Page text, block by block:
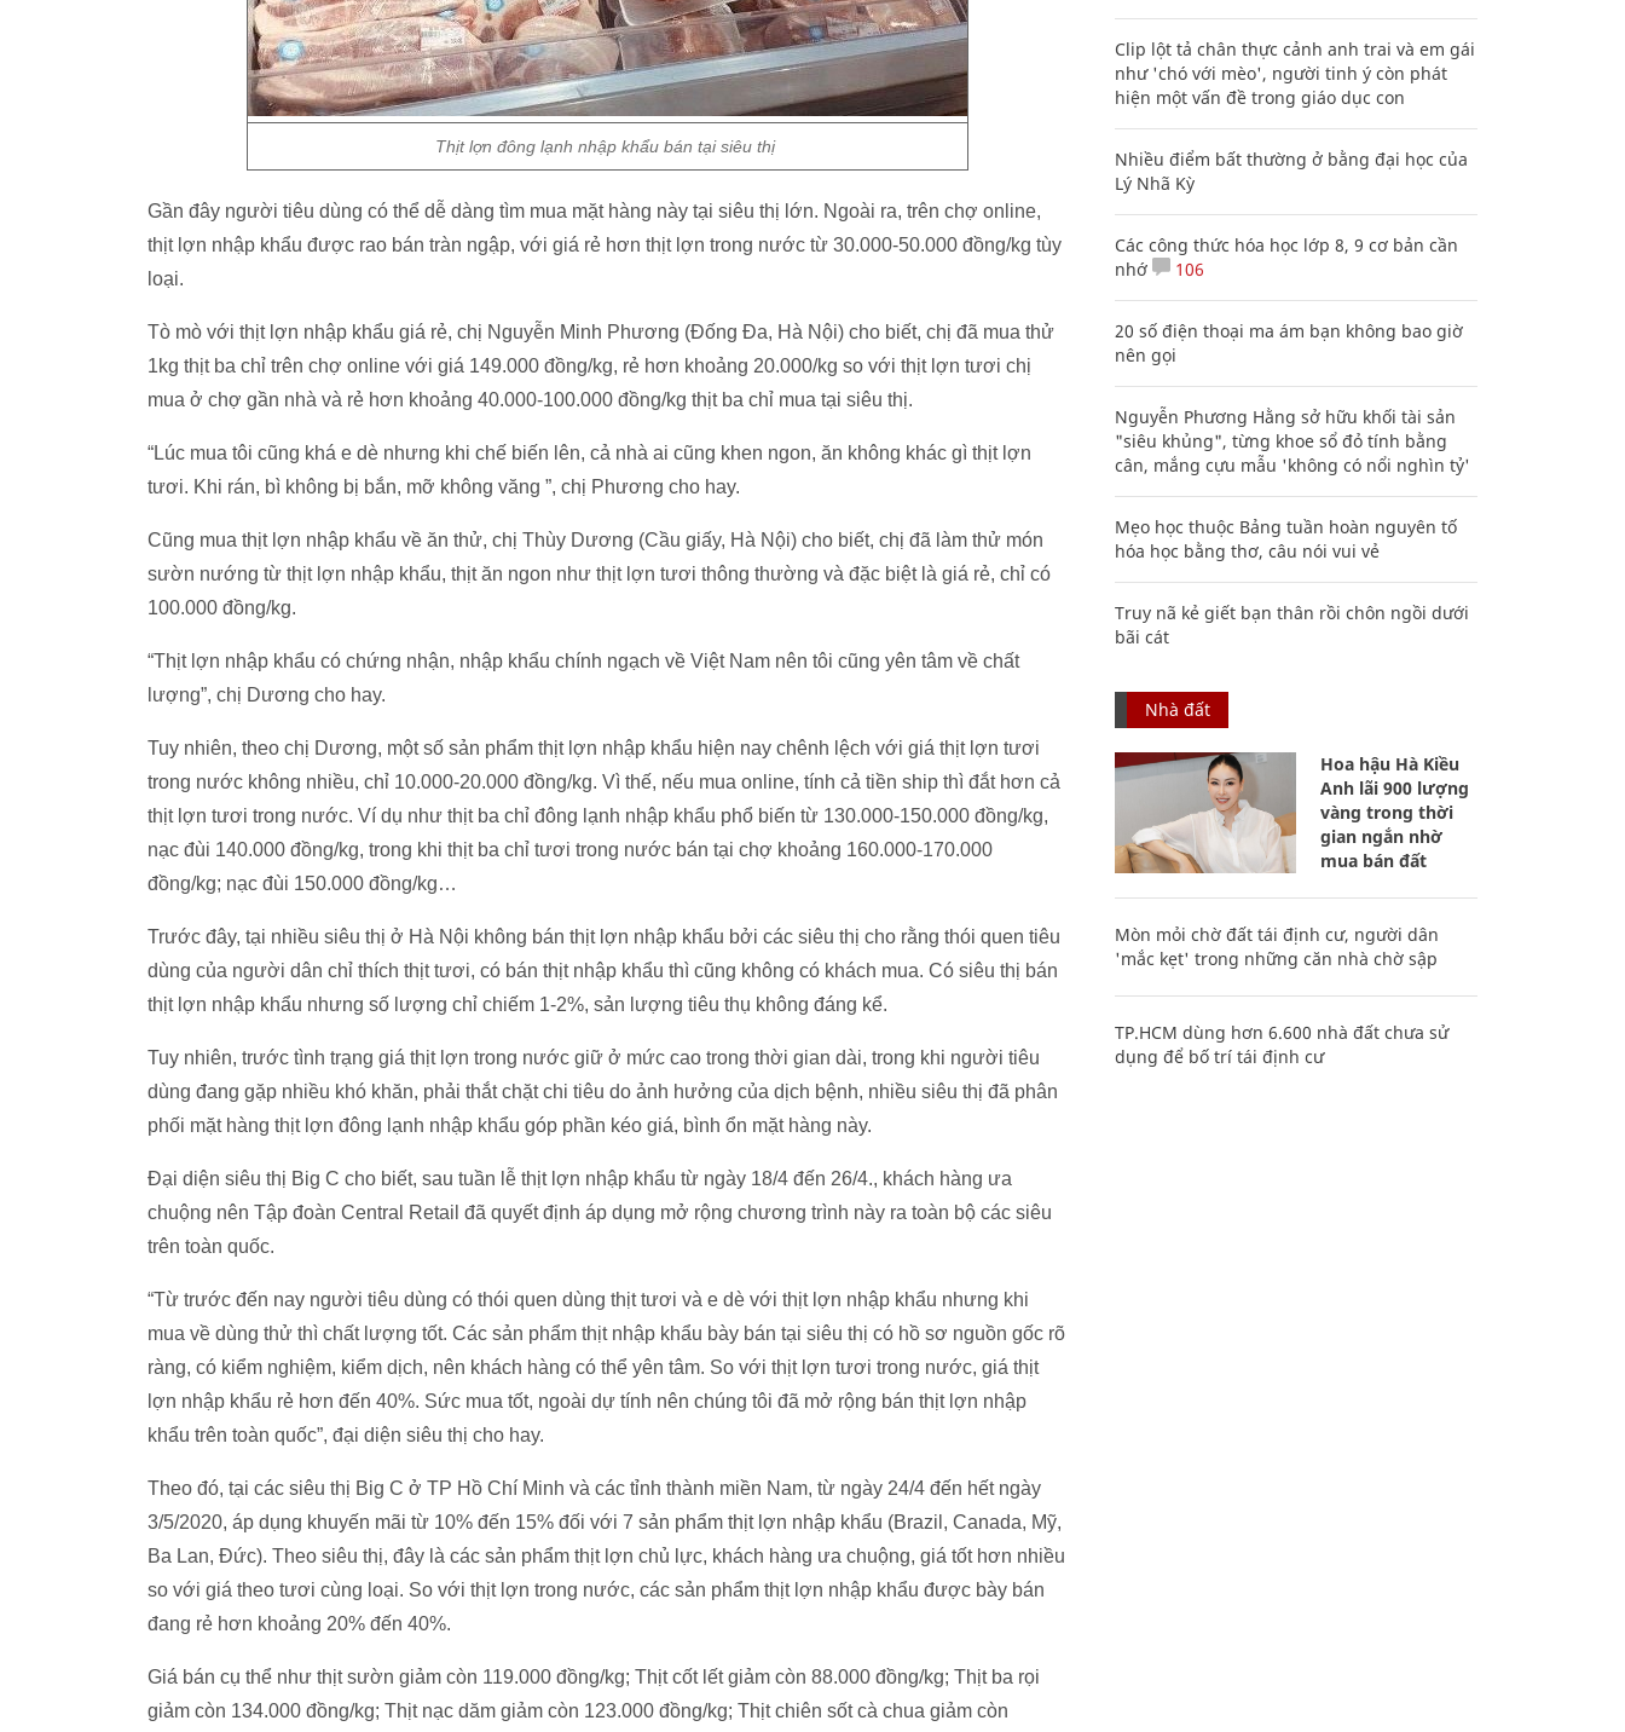
Thịt lợn đông lạnh nhập khẩu bán tại siêu thị
Gần đây người tiêu dùng có thể dễ dàng tìm mua mặt hàng này tại siêu thị lớn. Ngoài ra, trên chợ online,
thịt lợn nhập khẩu được rao bán tràn ngập, với giá rẻ hơn thịt lợn trong nước từ 30.000-50.000 đồng/kg tùy
loại.
Tò mò với thịt lợn nhập khẩu giá rẻ, chị Nguyễn Minh Phương (Đống Đa, Hà Nội) cho biết, chị đã mua thử
1kg thịt ba chỉ trên chợ online với giá 149.000 đồng/kg, rẻ hơn khoảng 20.000/kg so với thịt lợn tươi chị
mua ở chợ gần nhà và rẻ hơn khoảng 40.000-100.000 đồng/kg thịt ba chỉ mua tại siêu thị.
“Lúc mua tôi cũng khá e dè nhưng khi chế biến lên, cả nhà ai cũng khen ngon, ăn không khác gì thịt lợn
tươi. Khi rán, bì không bị bắn, mỡ không văng ”, chị Phương cho hay.
Cũng mua thịt lợn nhập khẩu về ăn thử, chị Thùy Dương (Cầu giấy, Hà Nội) cho biết, chị đã làm thử món
sườn nướng từ thịt lợn nhập khẩu, thịt ăn ngon như thịt lợn tươi thông thường và đặc biệt là giá rẻ, chỉ có
100.000 đồng/kg.
“Thịt lợn nhập khẩu có chứng nhận, nhập khẩu chính ngạch về Việt Nam nên tôi cũng yên tâm về chất
lượng”, chị Dương cho hay.
Tuy nhiên, theo chị Dương, một số sản phẩm thịt lợn nhập khẩu hiện nay chênh lệch với giá thịt lợn tươi
trong nước không nhiều, chỉ 10.000-20.000 đồng/kg. Vì thế, nếu mua online, tính cả tiền ship thì đắt hơn cả
thịt lợn tươi trong nước. Ví dụ như thịt ba chỉ đông lạnh nhập khẩu phổ biến từ 130.000-150.000 đồng/kg,
nạc đùi 140.000 đồng/kg, trong khi thịt ba chỉ tươi trong nước bán tại chợ khoảng 160.000-170.000
đồng/kg; nạc đùi 150.000 đồng/kg…
Trước đây, tại nhiều siêu thị ở Hà Nội không bán thịt lợn nhập khẩu bởi các siêu thị cho rằng thói quen tiêu
dùng của người dân chỉ thích thịt tươi, có bán thịt nhập khẩu thì cũng không có khách mua. Có siêu thị bán
thịt lợn nhập khẩu nhưng số lượng chỉ chiếm 1-2%, sản lượng tiêu thụ không đáng kể.
Tuy nhiên, trước tình trạng giá thịt lợn trong nước giữ ở mức cao trong thời gian dài, trong khi người tiêu
dùng đang gặp nhiều khó khăn, phải thắt chặt chi tiêu do ảnh hưởng của dịch bệnh, nhiều siêu thị đã phân
phối mặt hàng thịt lợn đông lạnh nhập khẩu góp phần kéo giá, bình ổn mặt hàng này.
Đại diện siêu thị Big C cho biết, sau tuần lễ thịt lợn nhập khẩu từ ngày 18/4 đến 26/4., khách hàng ưa
chuộng nên Tập đoàn Central Retail đã quyết định áp dụng mở rộng chương trình này ra toàn bộ các siêu
trên toàn quốc.
“Từ trước đến nay người tiêu dùng có thói quen dùng thịt tươi và e dè với thịt lợn nhập khẩu nhưng khi
mua về dùng thử thì chất lượng tốt. Các sản phẩm thịt nhập khẩu bày bán tại siêu thị có hồ sơ nguồn gốc rõ
ràng, có kiểm nghiệm, kiểm dịch, nên khách hàng có thể yên tâm. So với thịt lợn tươi trong nước, giá thịt
lợn nhập khẩu rẻ hơn đến 40%. Sức mua tốt, ngoài dự tính nên chúng tôi đã mở rộng bán thịt lợn nhập
khẩu trên toàn quốc”, đại diện siêu thị cho hay.
Theo đó, tại các siêu thị Big C ở TP Hồ Chí Minh và các tỉnh thành miền Nam, từ ngày 24/4 đến hết ngày
3/5/2020, áp dụng khuyến mãi từ 10% đến 15% đối với 7 sản phẩm thịt lợn nhập khẩu (Brazil, Canada, Mỹ,
Ba Lan, Đức). Theo siêu thị, đây là các sản phẩm thịt lợn chủ lực, khách hàng ưa chuộng, giá tốt hơn nhiều
so với giá theo tươi cùng loại. So với thịt lợn trong nước, các sản phẩm thịt lợn nhập khẩu được bày bán
đang rẻ hơn khoảng 20% đến 40%.
Giá bán cụ thể như thịt sườn giảm còn 119.000 đồng/kg; Thịt cốt lết giảm còn 88.000 đồng/kg; Thịt ba rọi
giảm còn 134.000 đồng/kg; Thịt nạc dăm giảm còn 123.000 đồng/kg; Thịt chiên sốt cà chua giảm còn
Clip lột tả chân thực cảnh anh trai và em gái
như 'chó với mèo', người tinh ý còn phát
hiện một vấn đề trong giáo dục con
Nhiều điểm bất thường ở bằng đại học của
Lý Nhã Kỳ
Các công thức hóa học lớp 8, 9 cơ bản cần
nhớ
106
20 số điện thoại ma ám bạn không bao giờ
nên gọi
Nguyễn Phương Hằng sở hữu khối tài sản
"siêu khủng", từng khoe sổ đỏ tính bằng
cân, mắng cựu mẫu 'không có nổi nghìn tỷ'
Mẹo học thuộc Bảng tuần hoàn nguyên tố
hóa học bằng thơ, câu nói vui vẻ
Truy nã kẻ giết bạn thân rồi chôn ngồi dưới
bãi cát
Nhà đất
Hoa hậu Hà Kiều
Anh lãi 900 lượng
vàng trong thời
gian ngắn nhờ
mua bán đất
Mòn mỏi chờ đất tái định cư, người dân
'mắc kẹt' trong những căn nhà chờ sập
TP.HCM dùng hơn 6.600 nhà đất chưa sử
dụng để bố trí tái định cư